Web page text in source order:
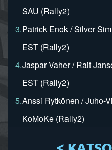
SAU (Rally2)
3.Patrick Enok / Silver
EST (Rally2)
4.Jaspar Vaher / Rait
EST (Rally2)
5.Anssi Rytkönen / Juho-
KoMoKe (Rally2)